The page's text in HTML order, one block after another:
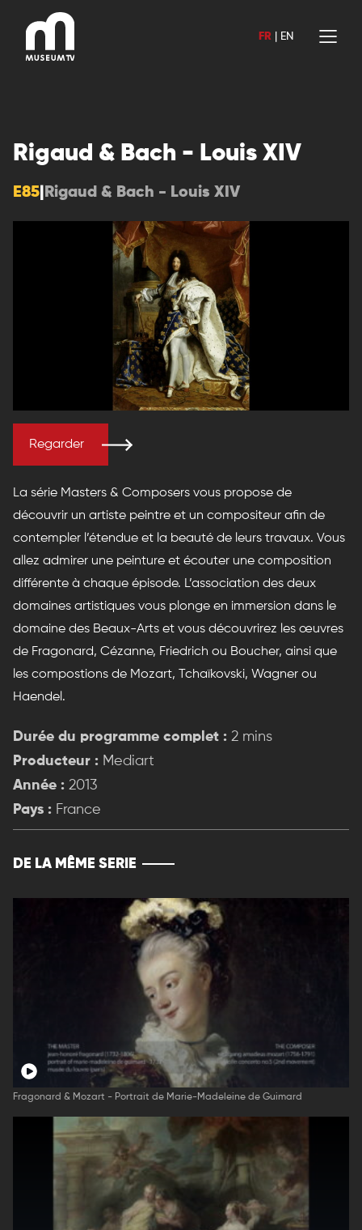
contenu
FR EN
Rigaud & Bach - Louis XIV
E85 Rigaud & Bach - Louis XIV
Regarder
La série Masters & Composers vous propose de
découvrir un artiste peintre et un compositeur afin de
contempler l’étendue et la beauté de leurs travaux. Vous
allez admirer une peinture et écouter une composition
différente à chaque épisode. L’association des deux
domaines artistiques vous plonge en immersion dans le
domaine des Beaux-Arts et vous découvrirez les œuvres
de Fragonard, Cézanne, Friedrich ou Boucher, ainsi que
les compostions de Mozart, Tchaïkovski, Wagner ou
Haendel.
Durée du programme complet : 2 mins
Producteur : Mediart
Année : 2013
Pays : France
DE LA MÊME SERIE
Fragonard & Mozart - Portrait de Marie-Madeleine de Guimard